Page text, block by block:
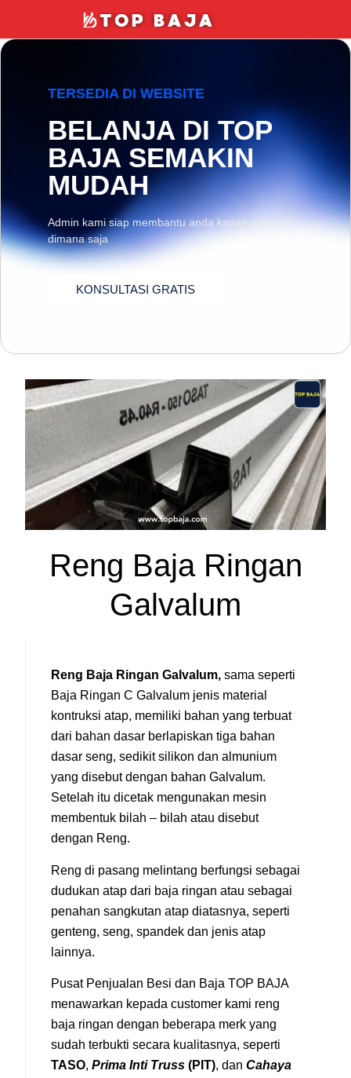
TERSEDIA DI WEBSITE
BELANJA DI TOP
BAJA SEMAKIN
MUDAH
Admin kami siap membantu anda kapan saja dan
dimana saja
KONSULTASI GRATIS
Reng Baja Ringan
Galvalum
Reng Baja Ringan Galvalum, sama seperti
Baja Ringan C Galvalum jenis material
kontruksi atap, memiliki bahan yang terbuat
dari bahan dasar berlapiskan tiga bahan
dasar seng, sedikit silikon dan almunium
yang disebut dengan bahan Galvalum.
Setelah itu dicetak mengunakan mesin
membentuk bilah – bilah atau disebut
dengan Reng.
Reng di pasang melintang berfungsi sebagai
dudukan atap dari baja ringan atau sebagai
penahan sangkutan atap diatasnya, seperti
genteng, seng, spandek dan jenis atap
lainnya.
Pusat Penjualan Besi dan Baja TOP BAJA
menawarkan kepada customer kami reng
baja ringan dengan beberapa merk yang
sudah terbukti secara kualitasnya, seperti
TASO, Prima Inti Truss (PIT), dan Cahaya